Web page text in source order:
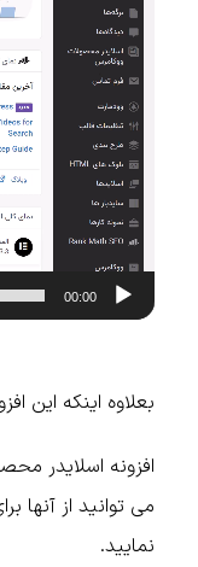
00:00
بعلاوه اینکه این
می توانید از
نمایید.